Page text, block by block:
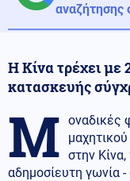
αναζήτησης
Η Κίνα τρέχει με
κατασκευής
Μ οναδικές
στην
αδημοσίευτη γωνία